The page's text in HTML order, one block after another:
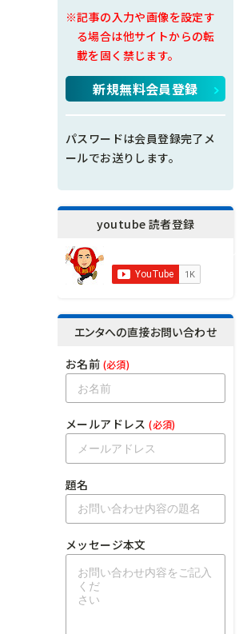
※記事の入力や画像を設定す
る場合は他サイトからの転
載を固く禁じます。
新規無料会員登録
パスワードは会員登録完了メ
ールでお送りします。
youtube 読者登録
エンタへの直接お問い合わせ
お名前 (必須)
メールアドレス (必須)
題名
メッセージ本文